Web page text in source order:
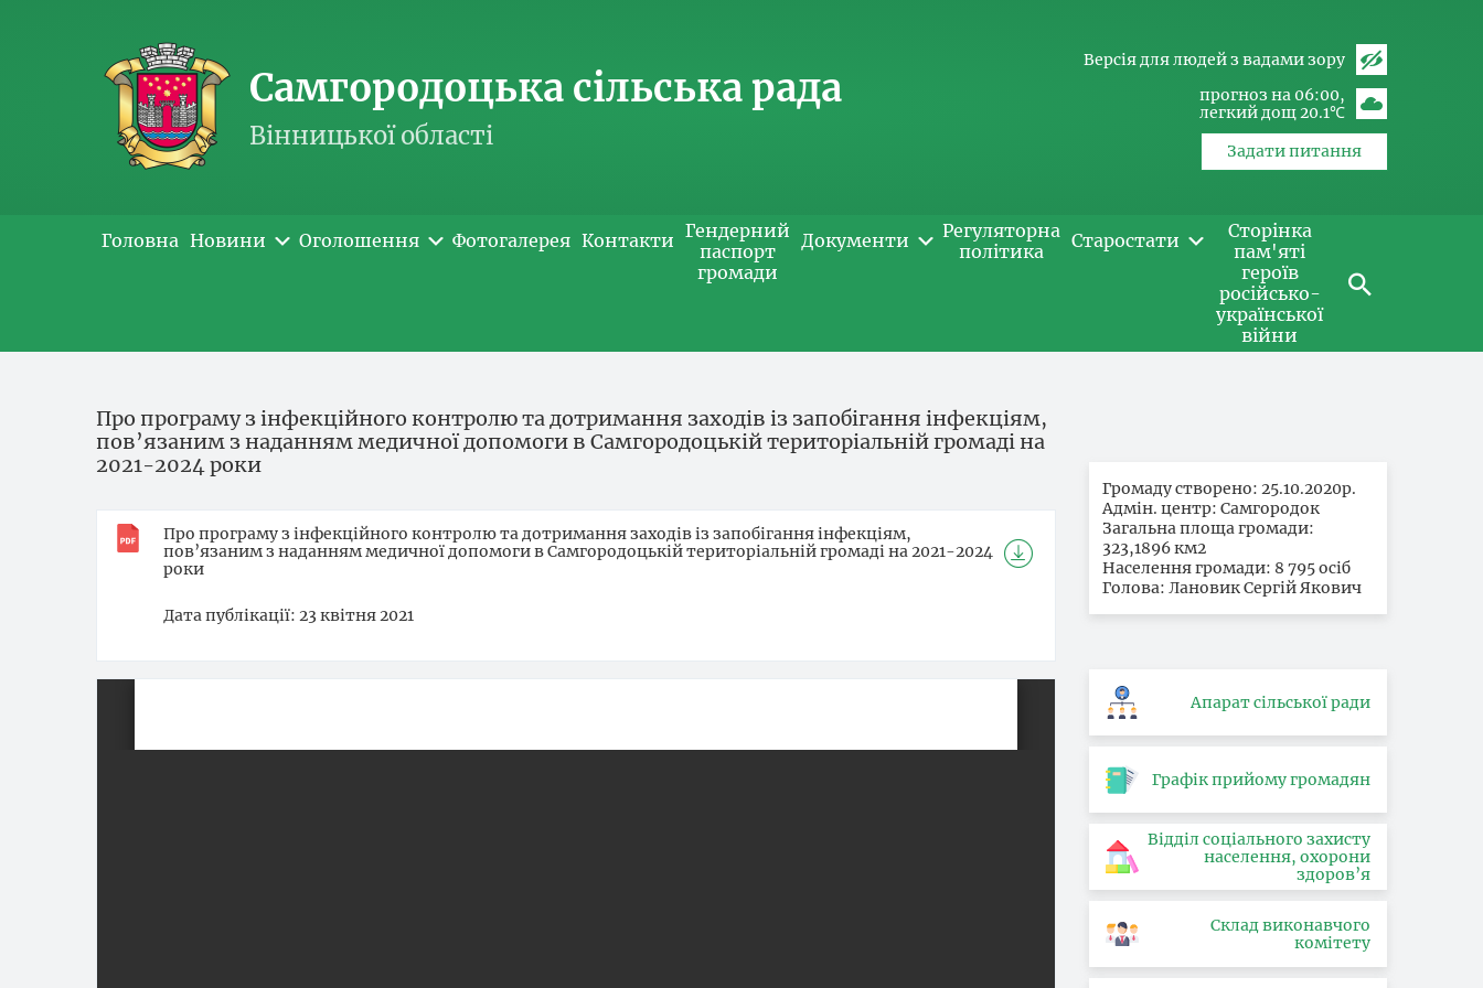
Самгородоцька сільська рада
Вінницької області
Версія для людей з вадами зору
прогноз на 06:00
легкий дощ 20.1℃
Задати питання
Головна Новини Оголошення Фотогалерея Контакти Гендерний
паспорт
громади
Документи
Регуляторна
політика
Старостати
Сторінка
пам'яті
героїв
російсько-
української
війни
Про програму з інфекційного контролю та дотримання заходів із запобігання інфекціям,
пов’язаним з наданням медичної допомоги в Самгородоцькій територіальній громаді на
2021-2024 роки
Про програму з інфекційного контролю та дотримання заходів із запобігання інфекціям,
пов’язаним з наданням медичної допомоги в Самгородоцькій територіальній громаді на 2021-2024
роки
Дата публікації 23 квітня 2021
Громаду створено: 25.10.2020р.
Адмін. центр: Самгородок
Загальна площа громади:
323,1896 км2
Населення громади: 8 795 осіб
Голова: Лановик Сергій Якович
Апарат сільської ради
Графік прийому громадян
Відділ соціального захисту
населення, охорони
здоров’я
Склад виконавчого
комітету